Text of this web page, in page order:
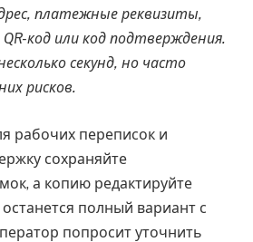
платежные реквизиты,
код или код подтверждения.
секунд, но часто
рисков.
рабочих переписок и
сохраняйте
а копию редактируйте
останется полный вариант с
попросит уточнить